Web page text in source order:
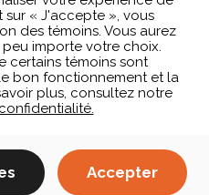
« J'accepte », vous
des témoins. Vous aurez
importe votre choix.
certains témoins sont
bon fonctionnement et la
plus, consultez notre
Accepter